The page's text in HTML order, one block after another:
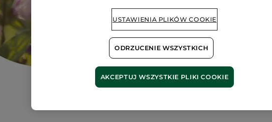
Wygląda na to, że ta strona
nieprawidłowy.
USTAWIENIA PLIKÓW COOKIE
ODRZUCENIE WSZYSTKICH
AKCEPTUJ WSZYSTKIE PLIKI COOKIE